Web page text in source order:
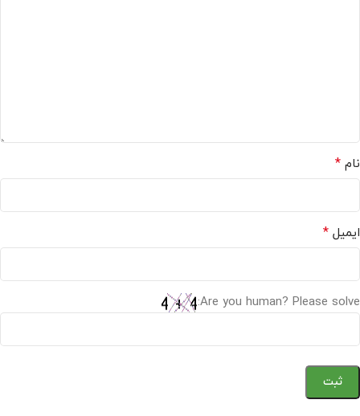
نام *
ایمیل *
Are you human? Please solve: